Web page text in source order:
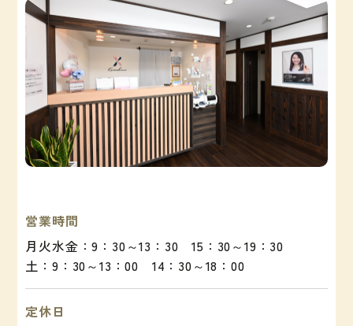
営業時間
月火水金：9：30～13：30 15：30～19：30
土：9：30～13：00 14：30～18：00
定休日